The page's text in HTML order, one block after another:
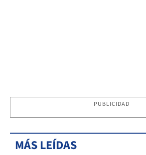
PUBLICIDAD
MÁS LEÍDAS